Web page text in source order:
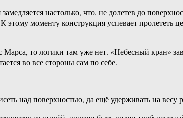
настолько, что, не долетев до
этому моменту конструкция успевает
то логики там уже нет. «Небесный кран»
во все стороны сам по себе.
над поверхностью, да ещё удерживать на